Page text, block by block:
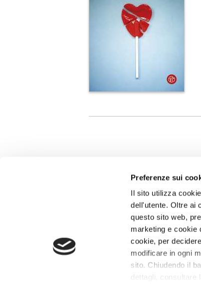
Preferenze sui
Il sito utilizza
dell'utente. Oltre ai
questo sito web,
marketing e cookie
cookie, per
modificare in ogni
sito. Chiudendo il
dettagli, consultare
Giangiacomo Feltrinelli Editore Srl
Giangiacomo Feltrinelli Editore ©